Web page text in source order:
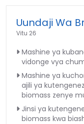
Uundaji Wa
Vitu 26
Mashine ya
vidonge vya
Mashine ya
ajili ya
biomass zenye
Jinsi ya
biomass kwa